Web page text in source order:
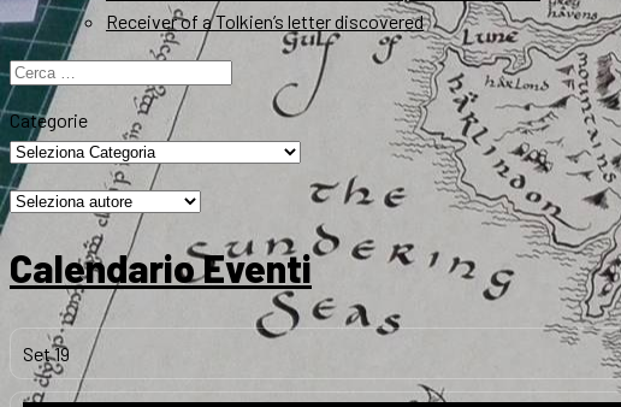
Receiver of a Tolkien’s letter discovered
Ricerca
per:
Categorie
Calendario Eventi
Set19